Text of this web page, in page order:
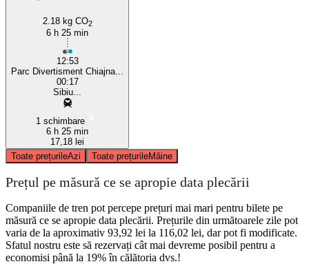
2.18 kg CO2
6 h 25 min
12:53
Parc Divertisment Chiajna...
00:17
Sibiu...
1 schimbare
6 h 25 min
17,18 lei
Toate prețurileAzi Toate prețurileMâine
Prețul pe măsură ce se apropie data plecării
Companiile de tren pot percepe prețuri mai mari pentru bilete pe
măsură ce se apropie data plecării. Prețurile din următoarele zile pot
varia de la aproximativ 93,92 lei la 116,02 lei, dar pot fi modificate.
Sfatul nostru este să rezervați cât mai devreme posibil pentru a
economisi până la 19% în călătoria dvs.!